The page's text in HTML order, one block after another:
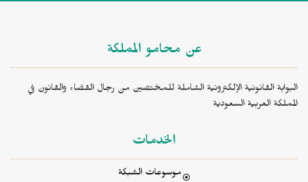
عن محامو المملكة
البوابة القانونية الإلكترونية الشاملة للمختصين من رجال القضاء والقانون في
المملكة العربية السعودية
الخدمات
موسوعات الشبكة